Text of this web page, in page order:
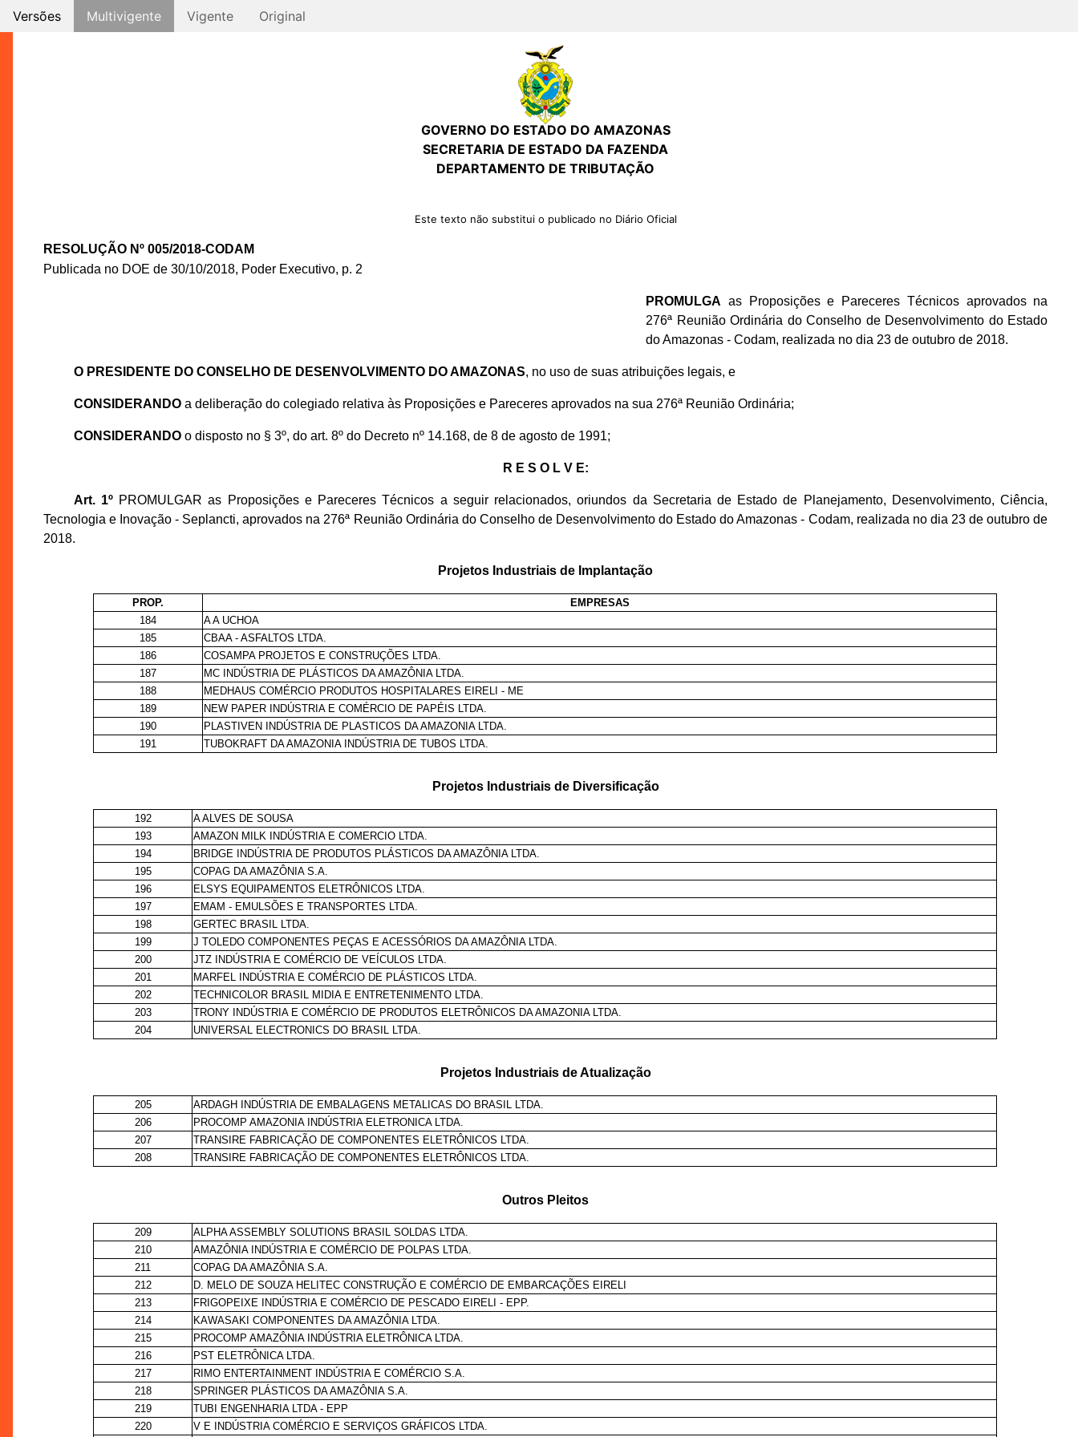
Versões Multivigente Vigente Original
GOVERNO DO ESTADO DO AMAZONAS
SECRETARIA DE ESTADO DA FAZENDA
DEPARTAMENTO DE TRIBUTAÇÃO
Este texto não substitui o publicado no Diário Oficial
RESOLUÇÃO Nº 005/2018-CODAM
Publicada no DOE de 30/10/2018, Poder Executivo, p. 2
PROMULGA as Proposições e Pareceres Técnicos aprovados na
276ª Reunião Ordinária do Conselho de Desenvolvimento do Estado
do Amazonas - Codam, realizada no dia 23 de outubro de 2018.
O PRESIDENTE DO CONSELHO DE DESENVOLVIMENTO DO AMAZONAS, no uso de suas atribuições legais, e
CONSIDERANDOa deliberação do colegiado relativa às Proposições e Pareceres aprovados na sua 276ª Reunião Ordinária;
CONSIDERANDOo disposto no § 3º, do art. 8º do Decreto nº 14.168, de 8 de agosto de 1991;
R E S O L V E:
Art. 1ºPROMULGAR as Proposições e Pareceres Técnicos a seguir relacionados, oriundos da Secretaria de Estado de Planejamento, Desenvolvimento, Ciência,
Tecnologia e Inovação - Seplancti, aprovados na 276ª Reunião Ordinária do Conselho de Desenvolvimento do Estado do Amazonas - Codam, realizada no dia 23 de outubro de
2018.
Projetos Industriais de Implantação
PROP.
EMPRESAS
184
A A UCHOA
185
CBAA - ASFALTOS LTDA.
186
COSAMPA PROJETOS E CONSTRUÇÕES LTDA.
187
MC INDÚSTRIA DE PLÁSTICOS DA AMAZÔNIA LTDA.
188
MEDHAUS COMÉRCIO PRODUTOS HOSPITALARES EIRELI - ME
189
NEW PAPER INDÚSTRIA E COMÉRCIO DE PAPÉIS LTDA.
190
PLASTIVEN INDÚSTRIA DE PLASTICOS DA AMAZONIA LTDA.
191
TUBOKRAFT DA AMAZONIA INDÚSTRIA DE TUBOS LTDA.
Projetos Industriais de Diversificação
192
A ALVES DE SOUSA
193
AMAZON MILK INDÚSTRIA E COMERCIO LTDA.
194
BRIDGE INDÚSTRIA DE PRODUTOS PLÁSTICOS DA AMAZÔNIA LTDA.
195
COPAG DA AMAZÔNIA S.A.
196
ELSYS EQUIPAMENTOS ELETRÔNICOS LTDA.
197
EMAM - EMULSÕES E TRANSPORTES LTDA.
198
GERTEC BRASIL LTDA.
199
J TOLEDO COMPONENTES PEÇAS E ACESSÓRIOS DA AMAZÔNIA LTDA.
200
JTZ INDÚSTRIA E COMÉRCIO DE VEÍCULOS LTDA.
201
MARFEL INDÚSTRIA E COMÉRCIO DE PLÁSTICOS LTDA.
202
TECHNICOLOR BRASIL MIDIA E ENTRETENIMENTO LTDA.
203
TRONY INDÚSTRIA E COMÉRCIO DE PRODUTOS ELETRÔNICOS DA AMAZONIA LTDA.
204
UNIVERSAL ELECTRONICS DO BRASIL LTDA.
Projetos Industriais de Atualização
205
ARDAGH INDÚSTRIA DE EMBALAGENS METALICAS DO BRASIL LTDA.
206
PROCOMP AMAZONIA INDÚSTRIA ELETRONICA LTDA.
207
TRANSIRE FABRICAÇÃO DE COMPONENTES ELETRÔNICOS LTDA.
208
TRANSIRE FABRICAÇÃO DE COMPONENTES ELETRÔNICOS LTDA.
Outros Pleitos
209
ALPHA ASSEMBLY SOLUTIONS BRASIL SOLDAS LTDA.
210
AMAZÔNIA INDÚSTRIA E COMÉRCIO DE POLPAS LTDA.
211
COPAG DA AMAZÔNIA S.A.
212
D. MELO DE SOUZA HELITEC CONSTRUÇÃO E COMÉRCIO DE EMBARCAÇÕES EIRELI
213
FRIGOPEIXE INDÚSTRIA E COMÉRCIO DE PESCADO EIRELI - EPP.
214
KAWASAKI COMPONENTES DA AMAZÔNIA LTDA.
215
PROCOMP AMAZÔNIA INDÚSTRIA ELETRÔNICA LTDA.
216
PST ELETRÔNICA LTDA.
217
RIMO ENTERTAINMENT INDÚSTRIA E COMÉRCIO S.A.
218
SPRINGER PLÁSTICOS DA AMAZÔNIA S.A.
219
TUBI ENGENHARIA LTDA - EPP
220
V E INDÚSTRIA COMÉRCIO E SERVIÇOS GRÁFICOS LTDA.